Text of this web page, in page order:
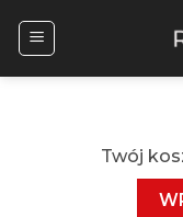
Twój